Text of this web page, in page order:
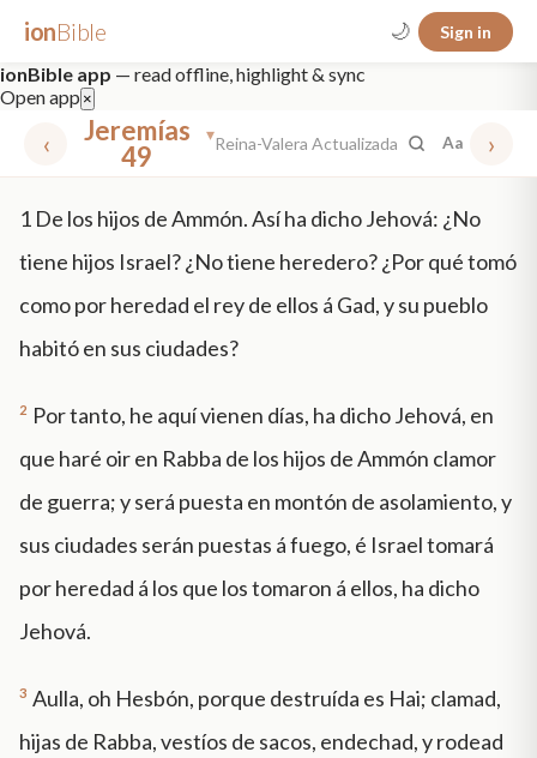
ionBible 🌙 Sign in
ionBible app — read offline, highlight & sync
Open app ×
‹
Jeremías
49
▾Reina-Valera Actualizada Aa ›
✕
mt 5 nt faith "peace that passeth" grace -law
1 De los hijos de Ammón. Así ha dicho Jehová: ¿No
tiene hijos Israel? ¿No tiene heredero? ¿Por qué tomó
como por heredad el rey de ellos á Gad, y su pueblo
habitó en sus ciudades?
2 Por tanto, he aquí vienen días, ha dicho Jehová, en
que haré oir en Rabba de los hijos de Ammón clamor
de guerra; y será puesta en montón de asolamiento, y
sus ciudades serán puestas á fuego, é Israel tomará
por heredad á los que los tomaron á ellos, ha dicho
Jehová.
3 Aulla, oh Hesbón, porque destruída es Hai; clamad,
hijas de Rabba, vestíos de sacos, endechad, y rodead